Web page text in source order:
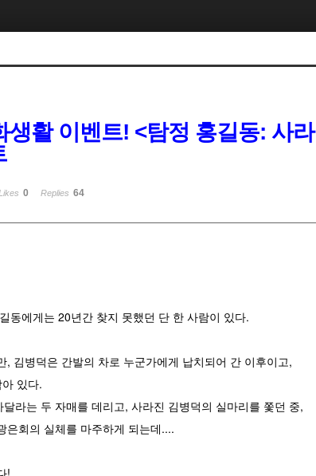
생활 이벤트! <탐정 홍길동: 사라
0 Replies 64
동에게는 20년간 찾지 못했던 단 한 사람이 있다.
김병덕은 간발의 차로 누군가에게 납치되어 간 이후이고,
있다.
라는 두 자매를 데리고, 사라진 김병덕의 실마리를 쫓던 중,
은회의 실체를 마주하게 되는데....
!